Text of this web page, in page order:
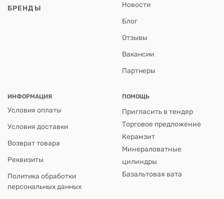
БРЕНДЫ Новости
Блог
Отзывы
Вакансии
Партнеры
ИНФОРМАЦИЯ
Условия оплаты
Условия доставки
Возврат товара
Реквизиты
Политика обработки
персональных данных
ПОМОЩЬ
Пригласить в тендер
Торговое предложение
Керамзит
Минераловатные
цилиндры
Базальтовая вата